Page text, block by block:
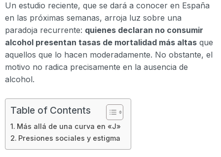
Un estudio reciente, que se dará a conocer en España
en las próximas semanas, arroja luz sobre una
paradoja recurrente: quienes declaran no consumir
alcohol presentan tasas de mortalidad más altas que
aquellos que lo hacen moderadamente. No obstante, el
motivo no radica precisamente en la ausencia de
alcohol.
Table of Contents
Más allá de una curva en «J»
Presiones sociales y estigma